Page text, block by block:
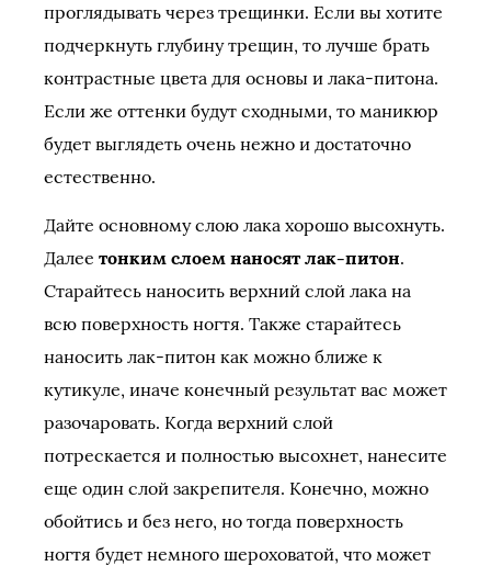
проглядывать через трещинки. Если вы хотите
подчеркнуть глубину трещин, то лучше брать
контрастные цвета для основы и лака-питона.
Если же оттенки будут сходными, то маникюр
будет выглядеть очень нежно и достаточно
естественно.
Дайте основному слою лака хорошо высохнуть.
Далее тонким слоем наносят лак-питон.
Старайтесь наносить верхний слой лака на
всю поверхность ногтя. Также старайтесь
наносить лак-питон как можно ближе к
кутикуле, иначе конечный результат вас может
разочаровать. Когда верхний слой
потрескается и полностью высохнет, нанесите
еще один слой закрепителя. Конечно, можно
обойтись и без него, но тогда поверхность
ногтя будет немного шероховатой, что может